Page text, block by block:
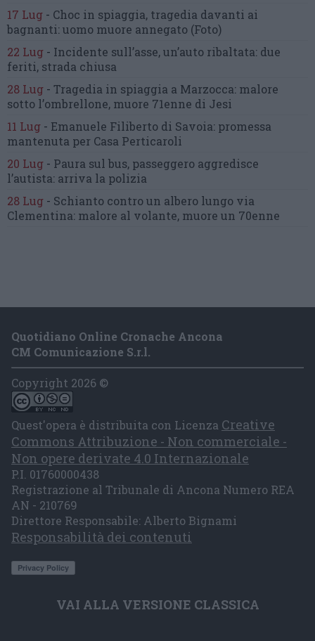
17 Lug - Choc in spiaggia, tragedia davanti ai
bagnanti:uomo muore annegato (Foto)
22 Lug - Incidente sull’asse, un’auto ribaltata: due
feriti, strada chiusa
28 Lug - Tragedia in spiaggia a Marzocca: malore
sotto l’ombrellone, muore 71enne di Jesi
11 Lug - Emanuele Filiberto di Savoia: promessa
mantenuta per Casa Perticaroli
20 Lug - Paura sul bus, passeggero aggredisce
l’autista: arriva la polizia
28 Lug - Schianto contro un albero lungo via
Clementina: malore al volante, muore un 70enne
Quotidiano Online Cronache Ancona
CM Comunicazione S.r.l.
Copyright 2026 ©
Quest'opera è distribuita con Licenza Creative
Commons Attribuzione - Non commerciale -
Non opere derivate 4.0 Internazionale
P.I. 01760000438
Registrazione al Tribunale di Ancona Numero REA
AN - 210769
Direttore Responsabile: Alberto Bignami
Responsabilità dei contenuti
VAI ALLA VERSIONE CLASSICA